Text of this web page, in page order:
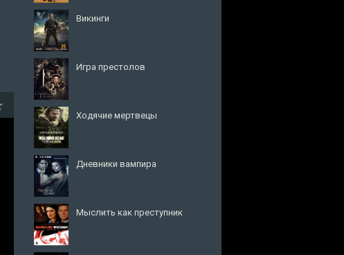
Викинги
Игра престолов
Ходячие мертвецы
Дневники вампира
Мыслить как преступник